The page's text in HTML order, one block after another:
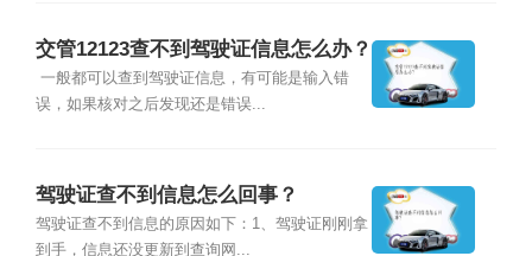
交管12123查不到驾驶证信息怎么办？
一般都可以查到驾驶证信息，有可能是输入错
误，如果核对之后发现还是错误...
驾驶证查不到信息怎么回事？
驾驶证查不到信息的原因如下：1、驾驶证刚刚拿
到手，信息还没更新到查询网...